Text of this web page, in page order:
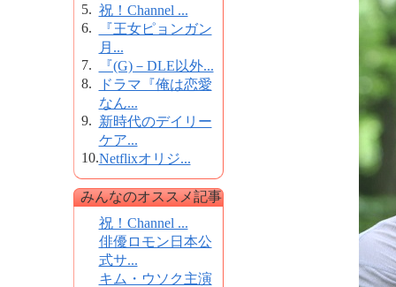
5. 祝！Channel ...
6.
『王女ピョンガン
月...
7.
『(G)－DLE以外...
8.
ドラマ『俺は恋愛
なん...
9. 新時代のデイリー
ケア...
10.Netflixオリジ...
みんなのオススメ記事
祝！Channel ...
俳優ロモン日本公
式サ...
キム・ウソク主演